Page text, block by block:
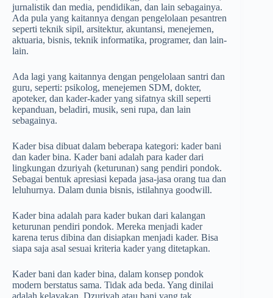
jurnalistik dan media, pendidikan, dan lain sebagainya.
Ada pula yang kaitannya dengan pengelolaan pesantren
seperti teknik sipil, arsitektur, akuntansi, menejemen,
aktuaria, bisnis, teknik informatika, programer, dan lain-
lain.
Ada lagi yang kaitannya dengan pengelolaan santri dan
guru, seperti: psikolog, menejemen SDM, dokter,
apoteker, dan kader-kader yang sifatnya skill seperti
kepanduan, beladiri, musik, seni rupa, dan lain
sebagainya.
Kader bisa dibuat dalam beberapa kategori: kader bani
dan kader bina. Kader bani adalah para kader dari
lingkungan dzuriyah (keturunan) sang pendiri pondok.
Sebagai bentuk apresiasi kepada jasa-jasa orang tua dan
leluhurnya. Dalam dunia bisnis, istilahnya goodwill.
Kader bina adalah para kader bukan dari kalangan
keturunan pendiri pondok. Mereka menjadi kader
karena terus dibina dan disiapkan menjadi kader. Bisa
siapa saja asal sesuai kriteria kader yang ditetapkan.
Kader bani dan kader bina, dalam konsep pondok
modern berstatus sama. Tidak ada beda. Yang dinilai
adalah kelayakan. Dzuriyah atau bani yang tak